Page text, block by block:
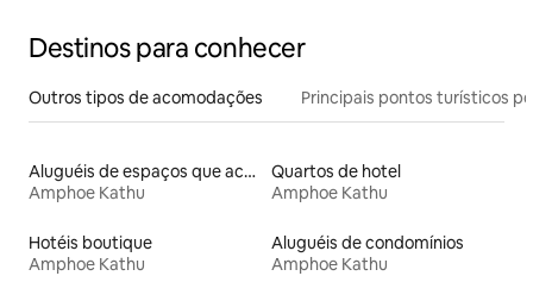
Destinos para conhecer
Outros tipos de acomodações Principais pontos turísticos
Aluguéis de espaços que aceitam animais de estimação
Amphoe Kathu
Quartos de hotel
Amphoe Kathu
Hotéis boutique
Amphoe Kathu
Aluguéis de condomínios
Amphoe Kathu